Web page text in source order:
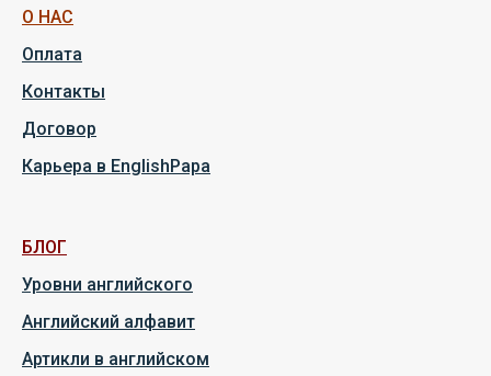
О НАС
Оплата
Контакты
Договор
Карьера в EnglishPapa
БЛОГ
Уровни английского
Английский алфавит
Артикли в английском